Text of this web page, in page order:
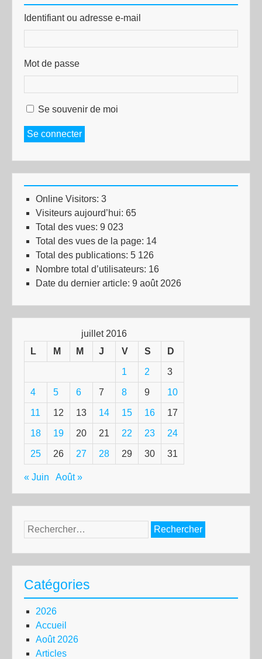
Identifiant ou adresse e-mail
Mot de passe
Se souvenir de moi
Se connecter
Online Visitors: 3
Visiteurs aujourd’hui: 65
Total des vues: 9 023
Total des vues de la page: 14
Total des publications: 5 126
Nombre total d’utilisateurs: 16
Date du dernier article: 9 août 2026
juillet 2016
L
M M J V S D
1 2 3
4 5 6 7 8 9 10
11 12 13 14 15 16 17
18 19 20 21 22 23 24
25 26 27 28 29 30 31
« Juin Août »
Rechercher :
Catégories
2026
Accueil
Août 2026
Articles